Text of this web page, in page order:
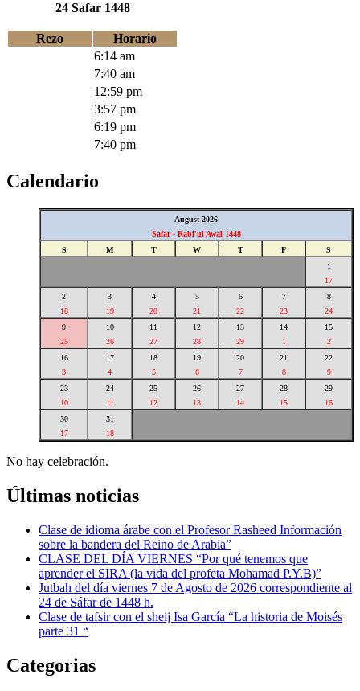
24 Safar 1448
Rezo
Horario
6:14 am
7:40 am
12:59 pm
3:57 pm
6:19 pm
7:40 pm
Calendario
August 2026
Safar - Rabi'ul Awal 1448
S
M T W T F
S
1
17
2
18
3
19
4
20
5
21
6
22
7
23
8
24
9
25
10
26
11
27
12
28
13
29
14
1
15
2
16
3
17
4
18
5
19
6
20
7
21
8
22
9
23
10
24
11
25
12
26
13
27
14
28
15
29
16
30
17
31
18
No hay celebración.
Últimas noticias
Clase de idioma árabe con el Profesor Rasheed Información
sobre la bandera del Reino de Arabia”
CLASE DEL DÍA VIERNES “Por qué tenemos que
aprender el SIRA (la vida del profeta Mohamad P.Y.B)”
Jutbah del día viernes 7 de Agosto de 2026 correspondiente al
24 de Sáfar de 1448 h.
Clase de tafsir con el sheij Isa García “La historia de Moisés
parte 31 “
Categorias